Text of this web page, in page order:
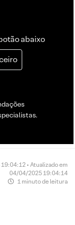
abaixo
• Atualizado em
04/04/2025 19:04:14
1 minuto de leitura